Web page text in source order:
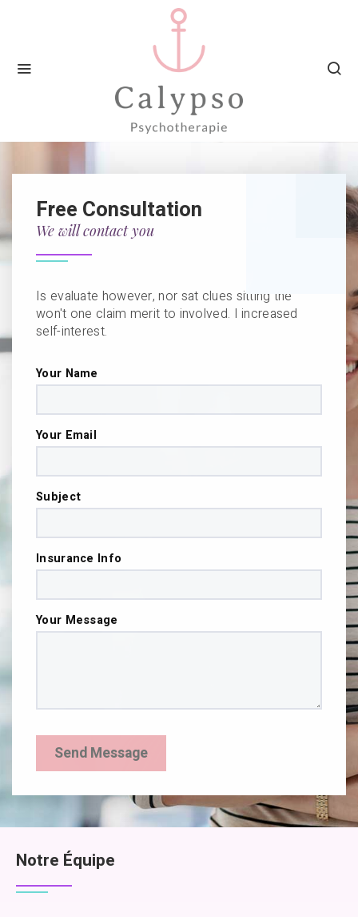
Free Consultation
We will contact you
Is evaluate however, nor sat clues sitting the
won't one claim merit to involved. I increased
self-interest.
Your Name
Your Email
Subject
Insurance Info
Your Message
Notre Équipe